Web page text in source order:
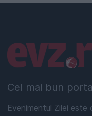
Cel mai bun
Evenimentul Zilei
Linkuri utile